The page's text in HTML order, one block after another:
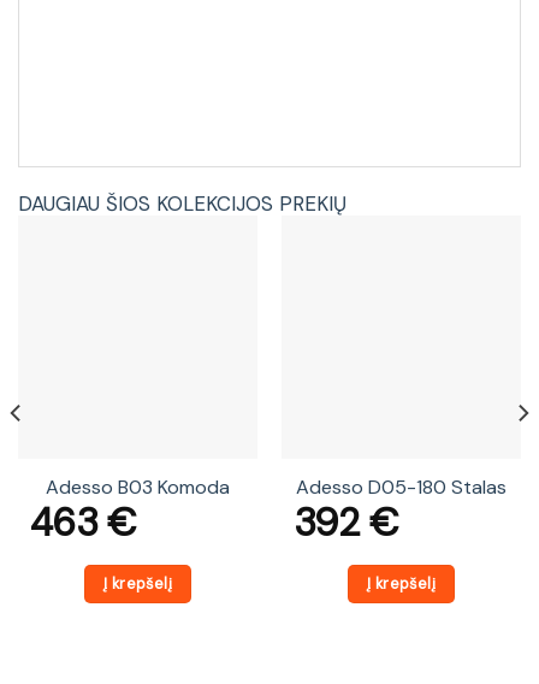
DAUGIAU ŠIOS KOLEKCIJOS PREKIŲ
Adesso B03 Komoda
463€
Į krepšelį
Adesso D05-180 Stalas
392€
Į krepšelį